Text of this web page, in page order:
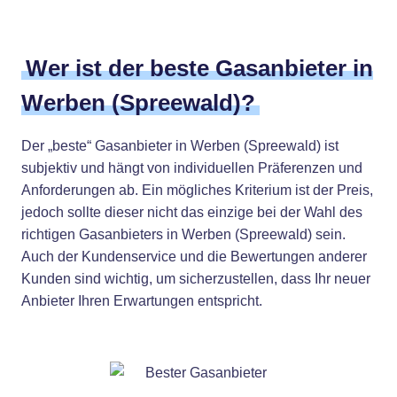
Wer ist der beste Gasanbieter in
Werben (Spreewald)?
Der „beste“ Gasanbieter in Werben (Spreewald) ist
subjektiv und hängt von individuellen Präferenzen und
Anforderungen ab. Ein mögliches Kriterium ist der Preis,
jedoch sollte dieser nicht das einzige bei der Wahl des
richtigen Gasanbieters in Werben (Spreewald) sein.
Auch der Kundenservice und die Bewertungen anderer
Kunden sind wichtig, um sicherzustellen, dass Ihr neuer
Anbieter Ihren Erwartungen entspricht.